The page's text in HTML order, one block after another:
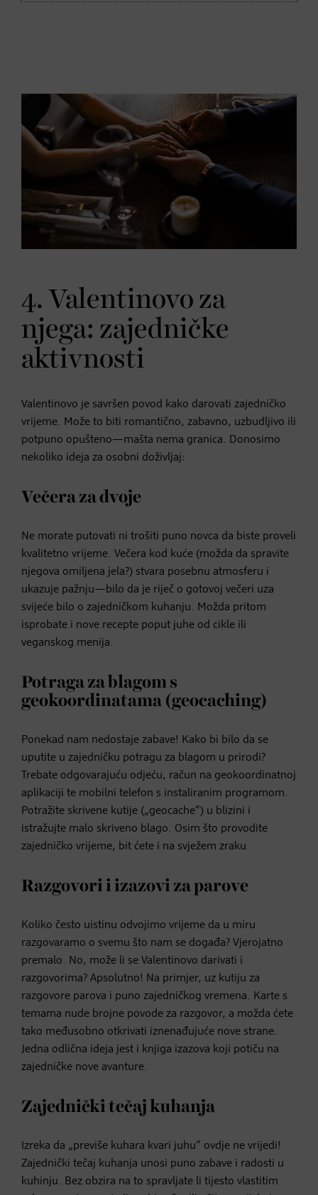
4. Valentinovo za
njega: zajedničke
aktivnosti
Valentinovo je savršen povod kako darovati zajedničko
vrijeme. Može to biti romantično, zabavno, uzbudljivo ili
potpuno opušteno—mašta nema granica. Donosimo
nekoliko ideja za osobni doživljaj:
Večera za dvoje
Ne morate putovati ni trošiti puno novca da biste proveli
kvalitetno vrijeme. Večera kod kuće (možda da spravite
njegova omiljena jela?) stvara posebnu atmosferu i
ukazuje pažnju—bilo da je riječ o gotovoj večeri uza
svijeće bilo o zajedničkom kuhanju. Možda pritom
isprobate i nove recepte poput juhe od cikle ili
veganskog menija.
Potraga za blagom s
geokoordinatama (geocaching)
Ponekad nam nedostaje zabave! Kako bi bilo da se
uputite u zajedničku potragu za blagom u prirodi?
Trebate odgovarajuću odjeću, račun na geokoordinatnoj
aplikaciji te mobilni telefon s instaliranim programom.
Potražite skrivene kutije („geocache“) u blizini i
istražujte malo skriveno blago. Osim što provodite
zajedničko vrijeme, bit ćete i na svježem zraku.
Razgovori i izazovi za parove
Koliko često uistinu odvojimo vrijeme da u miru
razgovaramo o svemu što nam se događa? Vjerojatno
premalo. No, može li se Valentinovo darivati i
razgovorima? Apsolutno! Na primjer, uz kutiju za
razgovore parova i puno zajedničkog vremena. Karte s
temama nude brojne povode za razgovor, a možda ćete
tako međusobno otkrivati iznenađujuće nove strane.
Jedna odlična ideja jest i knjiga izazova koji potiču na
zajedničke nove avanture.
Zajednički tečaj kuhanja
Izreka da „previše kuhara kvari juhu“ ovdje ne vrijedi!
Zajednički tečaj kuhanja unosi puno zabave i radosti u
kuhinju. Bez obzira na to spravljate li tijesto vlastitim